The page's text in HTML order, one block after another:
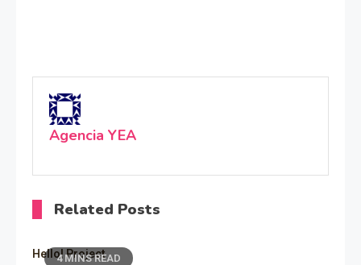
Agencia YEA
Related Posts
4 MINS READ
Hello! Project